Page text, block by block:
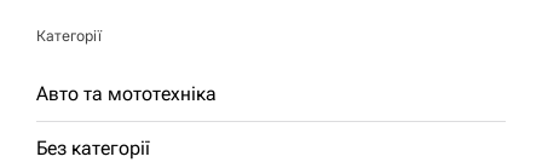
Категорії
Авто та мототехніка
Без категорії